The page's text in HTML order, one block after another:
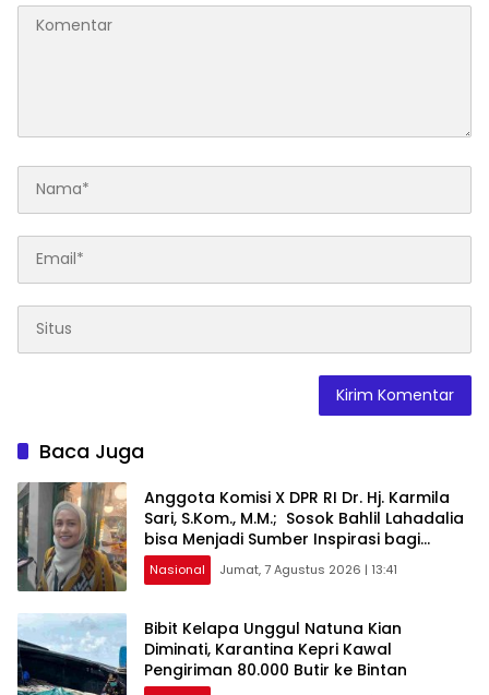
Baca Juga
Anggota Komisi X DPR RI Dr. Hj. Karmila
Sari, S.Kom., M.M.; Sosok Bahlil Lahadalia
bisa Menjadi Sumber Inspirasi bagi
Generasi Muda, Pelaku Usaha,
Pemerintah, maupun Pemangku
sama Memberikan Kontribusi bagi
Pembangunan Nasional.
Nasional Jumat, 7 Agustus 2026 | 13:41
Bibit Kelapa Unggul Natuna Kian
Diminati, Karantina Kepri Kawal
Pengiriman 80.000 Butir ke Bintan